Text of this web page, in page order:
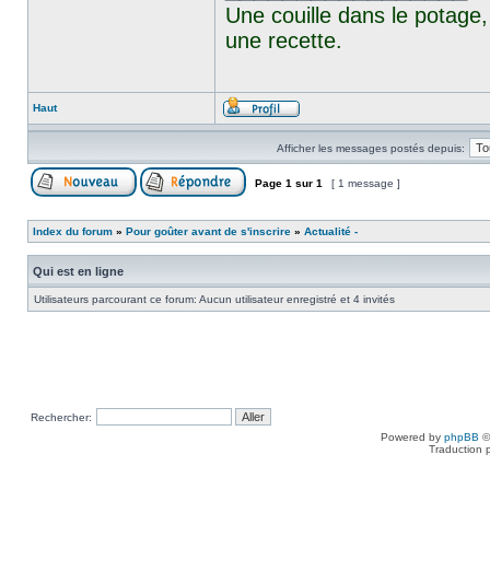
Une couille dans le
une recette.
Haut
Afficher les messages postés depuis:
Page 1 sur 1 [ 1 message ]
Index du forum » Pour goûter avant de s'inscrire » Actualité -
Qui est en ligne
Utilisateurs parcourant ce forum: Aucun utilisateur enregistré et 4 invités
Rechercher:
Powered by phpBB
Traduction